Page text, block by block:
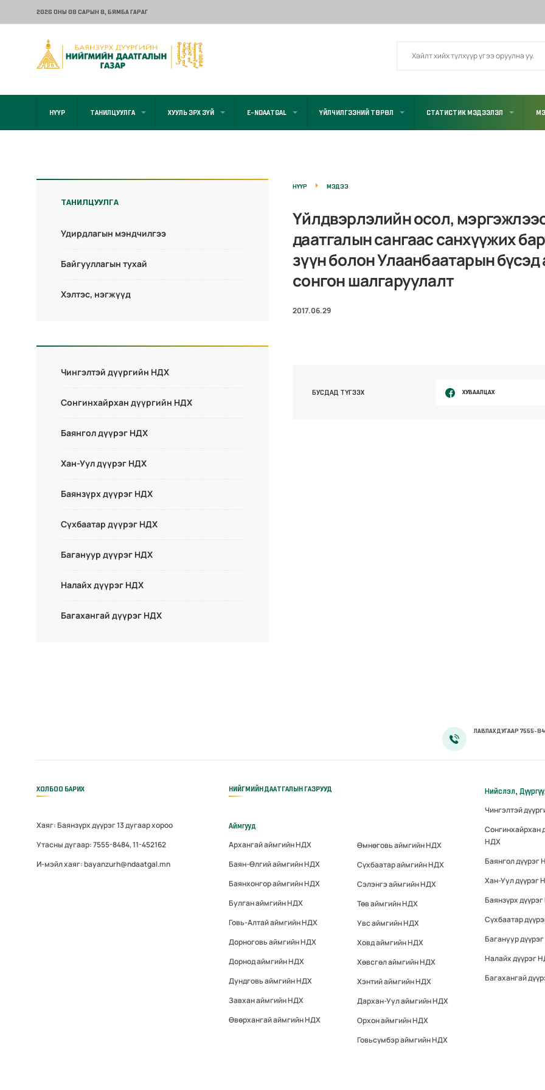
2026 ОНЫ 08 САРЫН 8, БЯМБА ГАРАГ
НҮҮР ТАНИЛЦУУЛГА ХУУЛЬ ЭРХ ЗҮЙ E-NDAATGAL ҮЙЛЧИЛГЭЭНИЙ ТӨРӨЛ СТАТИСТИК МЭДЭЭЛЭЛ
ТАНИЛЦУУЛГА
Удирдлагын мэндчилгээ
Байгууллагын тухай
Хэлтэс, нэгжүүд
Чингэлтэй дүүргийн НДХ
Сонгинхайрхан дүүргийн НДХ
Баянгол дүүрэг НДХ
Хан-Уул дүүрэг НДХ
Баянзүрх дүүрэг НДХ
Сүхбаатар дүүрэг НДХ
Багануур дүүрэг НДХ
Налайх дүүрэг НДХ
Багахангай дүүрэг НДХ
НҮҮР МЭДЭЭ
Үйлдвэрлэлийн осол,
даатгалын сангаас санхүүжих
зүүн болон Улаанбаатарын
сонгон шалгаруулалт
2017.06.29
БУСДАД ТҮГЭЭХ ХУВААЛЦАХ
ЛАВЛАХ ДУГААР 7555-
ХОЛБОО БАРИХ
Хаяг: Баянзүрх дүүрэг 13 дугаар хороо
Утасны дугаар: 7555-8484, 11-452162
И-мэйл хаяг: bayanzurh@ndaatgal.mn
НИЙГМИЙН ДААТГАЛЫН ГАЗРУУД
Аймгууд
Архангай аймгийн НДХ
Баян-Өлгий аймгийн НДХ
Баянхонгор аймгийн НДХ
Булган аймгийн НДХ
Говь-Алтай аймгийн НДХ
Дорноговь аймгийн НДХ
Дорнод аймгийн НДХ
Дундговь аймгийн НДХ
Завхан аймгийн НДХ
Өвөрхангай аймгийн НДХ
Өмнөговь аймгийн НДХ
Сүхбаатар аймгийн НДХ
Сэлэнгэ аймгийн НДХ
Төв аймгийн НДХ
Увс аймгийн НДХ
Ховд аймгийн НДХ
Хөвсгөл аймгийн НДХ
Хэнтий аймгийн НДХ
Дархан-Уул аймгийн НДХ
Орхон аймгийн НДХ
Говьсүмбэр аймгийн НДХ
Нийслэл,
Чингэлтэй
Сонгинхайрхан
НДХ
Баянгол дүүрэг
Хан-Уул дүүрэг
Баянзүрх
Сүхбаатар
Багануур
Налайх дүүрэг
Багахангай